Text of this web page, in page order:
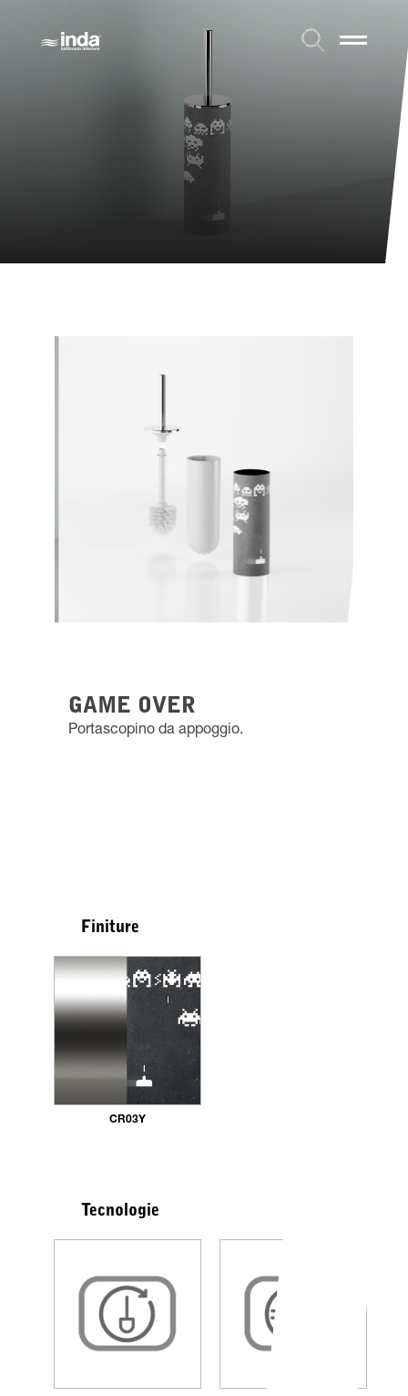
GAME OVER
Portascopino da appoggio.
Finiture
CR03Y
Tecnologie